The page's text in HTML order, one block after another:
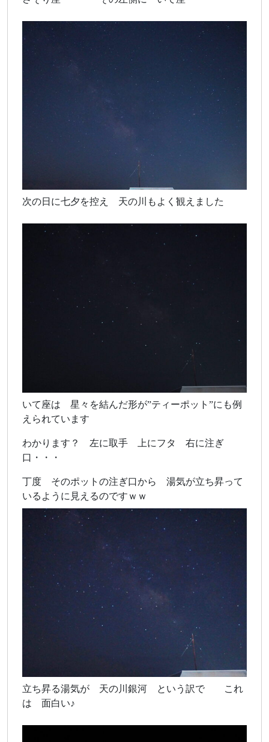
次の日に七夕を控え 天の川もよく観えました
いて座は 星々を結んだ形が”ティーポット”にも例
えられています
わかります？ 左に取手 上にフタ 右に注ぎ
口・・・
丁度 そのポットの注ぎ口から 湯気が立ち昇って
いるように見えるのですｗｗ
立ち昇る湯気が 天の川銀河 という訳で これ
は 面白い♪